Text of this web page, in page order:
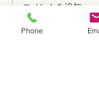
N FＤ資格検
ン「丸い花束
コメントを追加…
Phone